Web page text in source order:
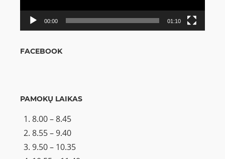
00:00 01:10
FACEBOOK
PAMOKŲ LAIKAS
8.00 – 8.45
8.55 – 9.40
9.50 – 10.35